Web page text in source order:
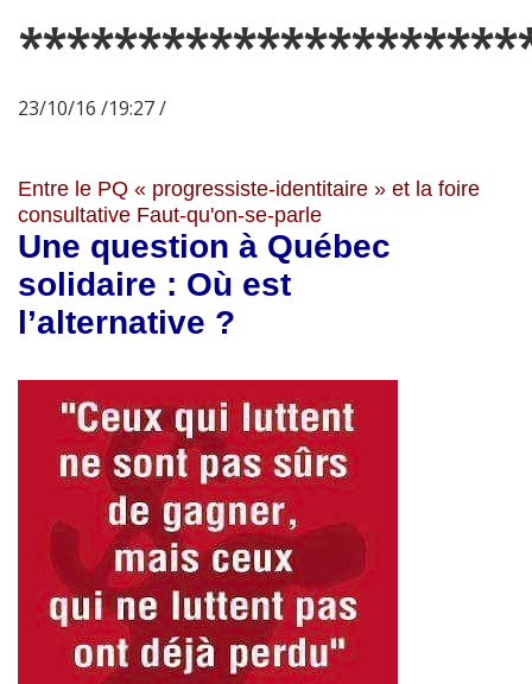
23/10/16 /19:27 /
Entre le PQ « progressiste-identitaire » et la foire
consultative Faut-qu'on-se-parle
Une question à Québec
solidaire : Où est
l’alternative ?